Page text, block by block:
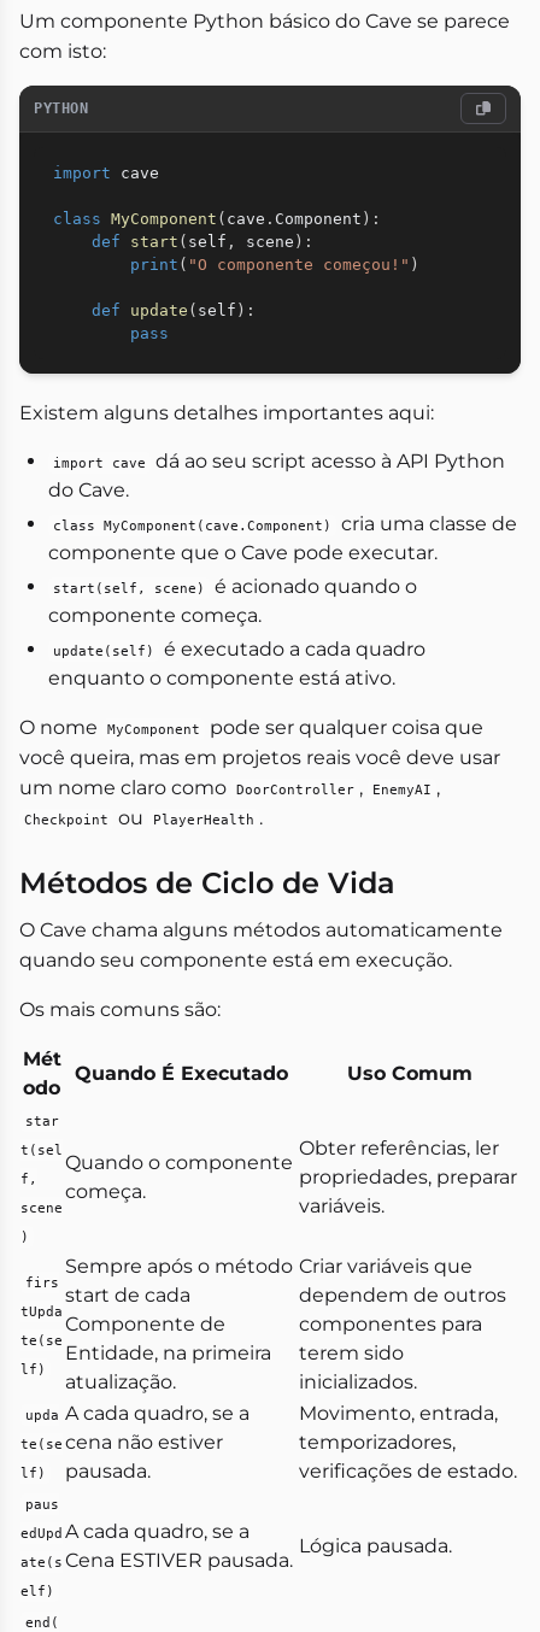
Um componente Python básico do Cave se parece
com isto:
PYTHON
import cave
class MyComponent ( cave . Component ) :
def
start ( self , scene ) :
print ( "O componente começou!" )
def update ( self ) :
pass
Existem alguns detalhes importantes aqui:
import cave
dá ao seu script acesso à API Python
do Cave.
class MyComponent(cave.Component)
cria uma classe de
componente que o Cave pode executar.
start(self, scene)
é acionado quando o
componente começa.
update(self)
é executado a cada quadro
enquanto o componente está ativo.
O nome MyComponent
pode ser qualquer coisa que
você queira, mas em projetos reais você deve usar
um nome claro como DoorController , EnemyAI ,
Checkpoint ou PlayerHealth .
Métodos de Ciclo de Vida
O Cave chama alguns métodos automaticamente
quando seu componente está em execução.
Os mais comuns são:
Mét
odo
Quando É Executado Uso Comum
star
t(sel
f,
scene
)
Quando o componente
começa.
Obter referências, ler
propriedades, preparar
variáveis.
firs
tUpda
te(se
lf)
Sempre após o método
start de cada
Componente de
Entidade, na primeira
atualização.
Criar variáveis que
dependem de outros
componentes para
terem sido
inicializados.
upda
te(se
lf)
A cada quadro, se a
cena não estiver
pausada.
Movimento, entrada,
temporizadores,
verificações de estado.
paus
edUpd
ate(s
elf)
A cada quadro, se a
Cena ESTIVER pausada.
Lógica pausada.
end(